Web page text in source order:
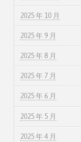
2025 年 10 月
2025 年 9 月
2025 年 8 月
2025 年 7 月
2025 年 6 月
2025 年 5 月
2025 年 4 月